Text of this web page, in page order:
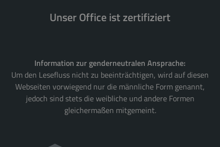
Unser Office ist zertifiziert
Information zur genderneutralen Ansprache:
Um den Lesefluss nicht zu beeinträchtigen, wird auf diesen
Webseiten vorwiegend nur die männliche Form genannt,
jedoch sind stets die weibliche und andere Formen
gleichermaßen mitgemeint.